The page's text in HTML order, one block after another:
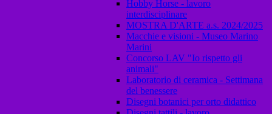
Hobby Horse - lavoro
interdisciplinare
MOSTRA D'ARTE a.s. 2024/2025
Macchie e visioni - Museo Marino
Marini
Concorso LAV "Io rispetto gli
animali"
Laboratorio di ceramica - Settimana
del benessere
Disegni botanici per orto didattico